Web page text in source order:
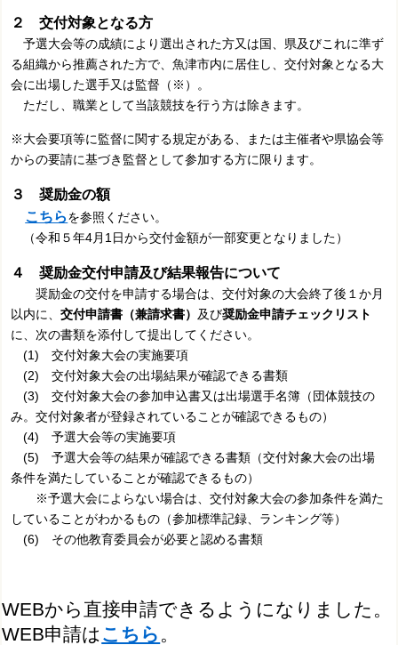
２ 交付対象となる方
予選大会等の成績により選出された方又は国、県及びこれに準ず
る組織から推薦された方で、魚津市内に居住し、交付対象となる大
会に出場した選手又は監督（※）。
ただし、職業として当該競技を行う方は除きます。
※大会要項等に監督に関する規定がある、または主催者や県協会等
からの要請に基づき監督として参加する方に限ります。
３ 奨励金の額
こちらを参照ください。
（令和５年4月1日から交付金額が一部変更となりました）
４ 奨励金交付申請及び結果報告について
奨励金の交付を申請する場合は、交付対象の大会終了後１か月
以内に、交付申請書（兼請求書） 及び奨励金申請チェックリスト
に、次の書類を添付して提出してください。
(1) 交付対象大会の実施要項
(2) 交付対象大会の出場結果が確認できる書類
(3) 交付対象大会の参加申込書又は出場選手名簿（団体競技の
み。交付対象者が登録されていることが確認できるもの）
(4) 予選大会等の実施要項
(5) 予選大会等の結果が確認できる書類（交付対象大会の出場
条件を満たしていることが確認できるもの）
※予選大会によらない場合は、交付対象大会の参加条件を満た
していることがわかるもの（参加標準記録、ランキング等）
(6) その他教育委員会が必要と認める書類
WEBから直接申請できるようになりました。
WEB申請は こちら 。